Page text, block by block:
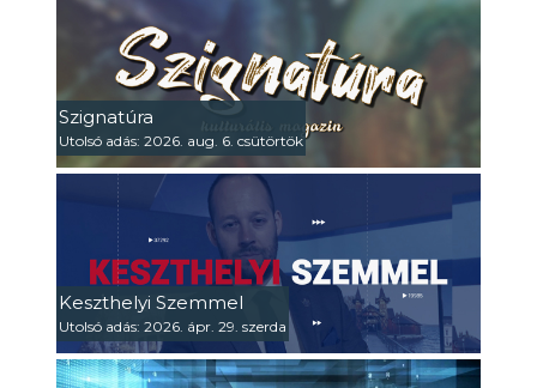
Szignatúra
Utolsó adás: 2026. aug. 6. csütörtök
Keszthelyi Szemmel
Utolsó adás: 2026. ápr. 29. szerda